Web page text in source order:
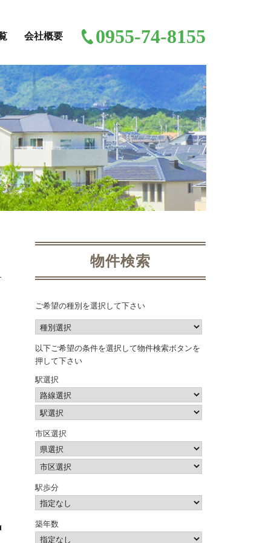
会社概要 0955-74-8155
物件検索
ご希望の種別を選択して下さい
以下ご希望の条件を選択して物件検索ボタンを
押して下さい
駅選択
市区選択
駅歩分
築年数